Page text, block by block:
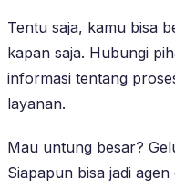
Tentu saja, kamu bisa
kapan saja. Hubungi
informasi tentang
layanan.
Mau untung besar?
Siapapun bisa jadi